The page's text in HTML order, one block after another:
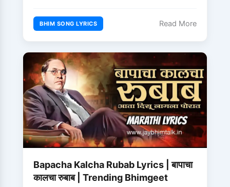
BHIM SONG LYRICS Read More
Bapacha Kalcha Rubab Lyrics | बापाचा
कालचा रुबाब | Trending Bhimgeet